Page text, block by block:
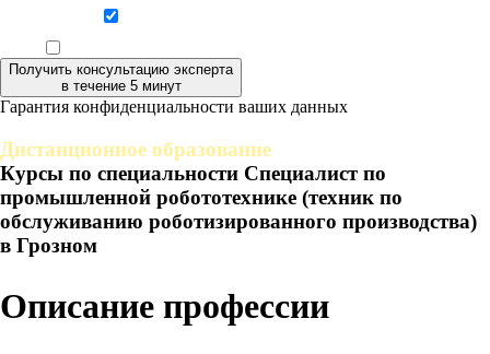
Получить консультацию эксперта
в течение 5 минут
Гарантия конфиденциальности ваших данных
Дистанционное образование
Курсы по специальности Специалист по
промышленной робототехнике (техник по
обслуживанию роботизированного производства)
в Грозном
Описание профессии